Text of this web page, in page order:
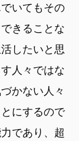
いてもその
きることな
したいと思
人々ではな
かない人々
にするので
であり、超